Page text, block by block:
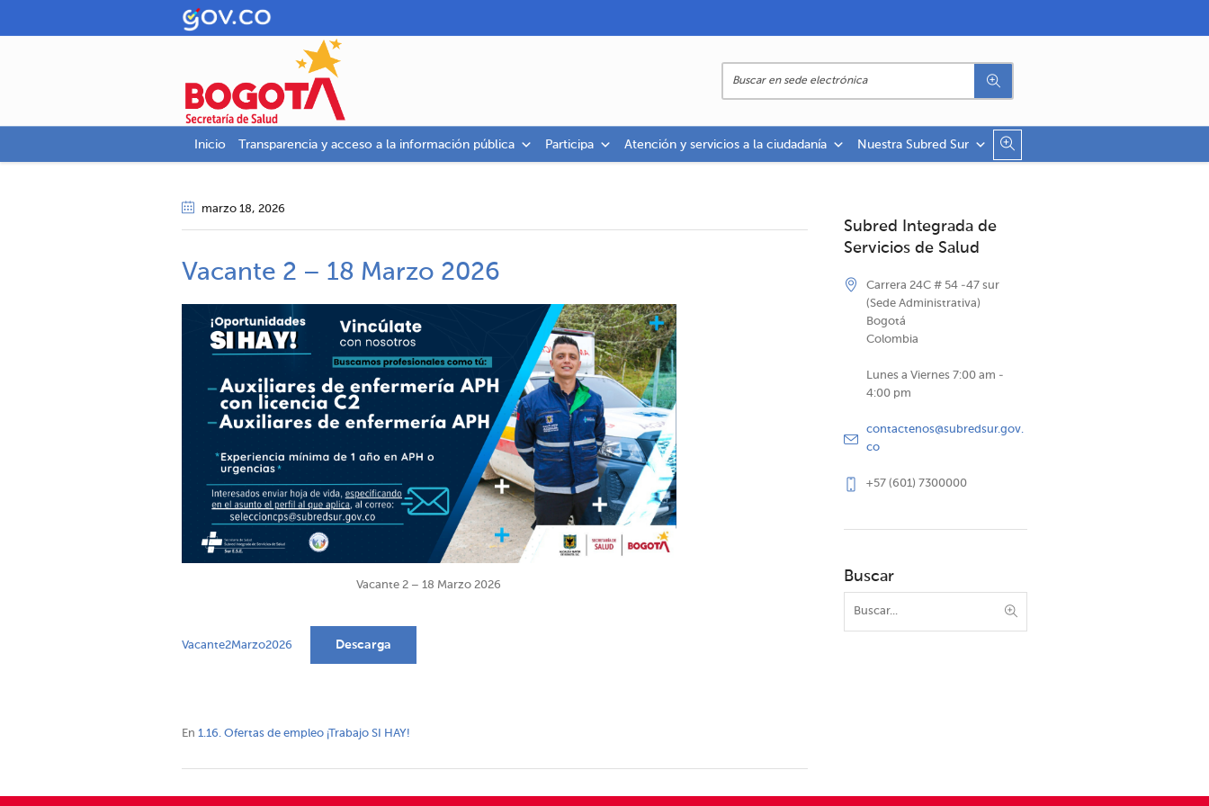
Inicio Transparencia y acceso a la información pública Participa Atención y servicios a la ciudadanía Nuestra Subred Sur
marzo 18, 2026
Vacante 2 – 18 Marzo 2026
Vacante 2 – 18 Marzo 2026
Vacante2Marzo2026 Descarga
En 1.16. Ofertas de empleo ¡Trabajo SI HAY!
Subred Integrada de
Servicios de Salud
Carrera 24C # 54 -47 sur
(Sede Administrativa)
Bogotá
Colombia
Lunes a Viernes 7:00 am -
4:00 pm
contactenos@subredsur.gov.
co
+57 (601) 7300000
Buscar